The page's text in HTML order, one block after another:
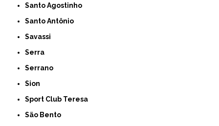
Santo Agostinho
Santo Antônio
Savassi
Serra
Serrano
Sion
Sport Club Teresa
São Bento